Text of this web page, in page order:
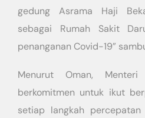
gedung Asrama Haji
sebagai Rumah Sakit
penanganan Covid-19”
Menurut Oman,
berkomitmen untuk ikut
setiap langkah percepatan